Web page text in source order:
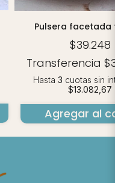
Pulsera
$39.248
Transferencia
Hasta 3 cuotas sin
$13.082,67
Agregar al